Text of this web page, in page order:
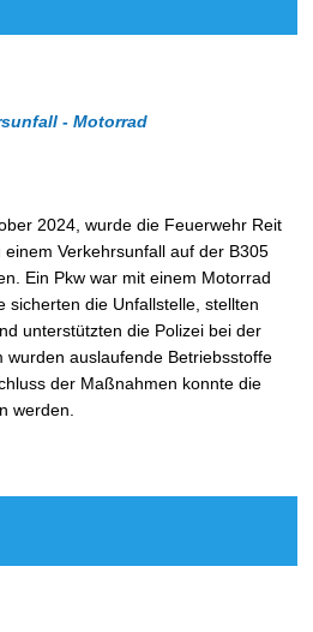
- Motorrad
2024, wurde die Feuerwehr Reit
Verkehrsunfall auf der B305
Ein Pkw war mit einem Motorrad
sicherten die Unfallstelle, stellten
unterstützten die Polizei bei der
wurden auslaufende Betriebsstoffe
der Maßnahmen konnte die
werden.